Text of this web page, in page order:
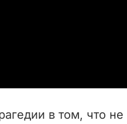
в том, что